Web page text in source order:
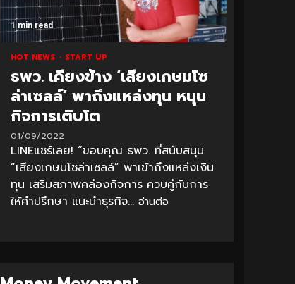
1 min read
HOT NEWS START UP
ธพว. เคียงข้าง ‘เสียงเกษมโซ
ล่าเซลล์’ พาถึงแหล่งทุน หนุน
กิจการเติบโต
01/09/2022
LINEแชร์เลย! “ขอบคุณ ธพว. ที่สนับสนุน
“เสียงเกษมโซล่าเซลล์” พาเข้าถึงแหล่งเงิน
ทุน เสริมสภาพคล่องกิจการ ควบคู่กับการ
ให้คำปรึกษา แนะนำธุรกิจ... อ่านต่อ